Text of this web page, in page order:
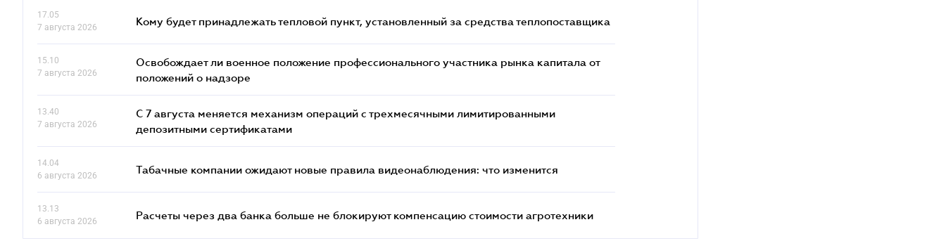
17.05
7 августа 2026
Кому будет принадлежать тепловой пункт, установленный за средства теплопоставщика
15.10
7 августа 2026
Освобождает ли военное положение профессионального участника рынка капитала от
положений о надзоре
13.40
7 августа 2026
С 7 августа меняется механизм операций с трехмесячными лимитированными
депозитными сертификатами
14.04
6 августа 2026
Табачные компании ожидают новые правила видеонаблюдения: что изменится
13.13
6 августа 2026
Расчеты через два банка больше не блокируют компенсацию стоимости агротехники